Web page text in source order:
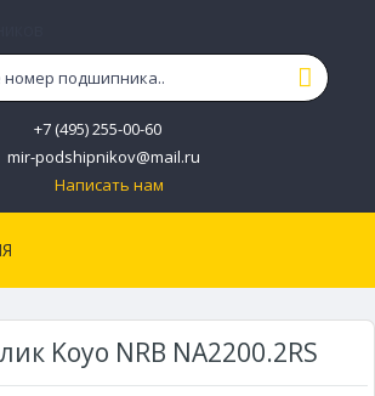
+7 (495) 255-00-60
mir-podshipnikov@mail.ru
Написать нам
Koyo NRB NA2200.2RS